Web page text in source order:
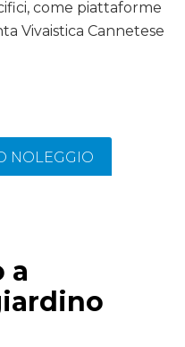
come piattaforme
Vivaistica Cannetese
NOLEGGIO
a